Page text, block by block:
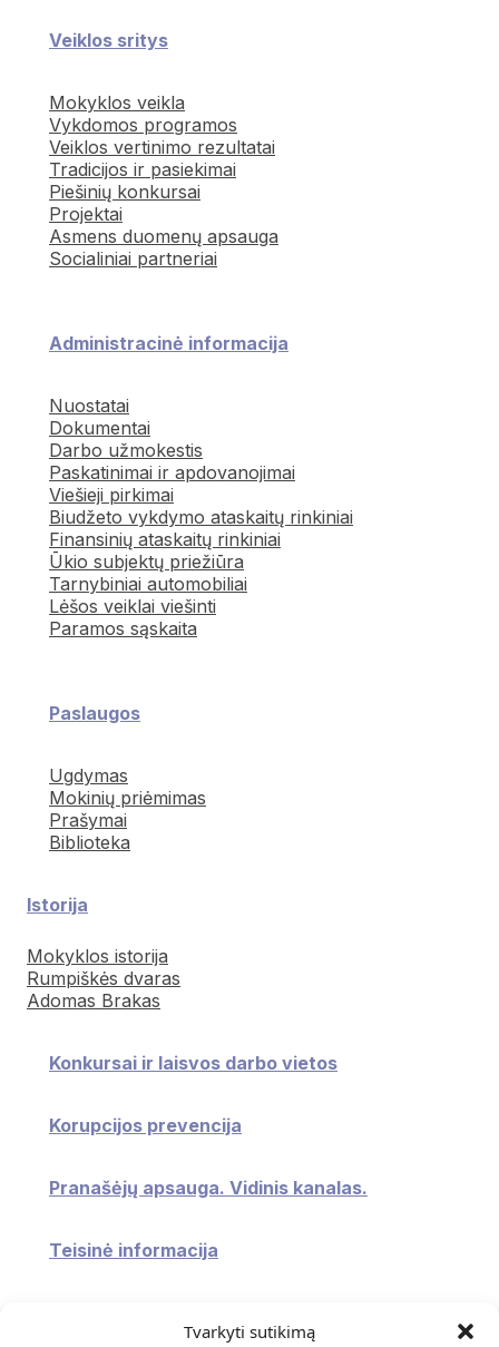
Tvarkyti sutikimą
Veiklos sritys
Mokyklos veikla
Vykdomos programos
Veiklos vertinimo rezultatai
Tradicijos ir pasiekimai
Piešinių konkursai
Projektai
Asmens duomenų apsauga
Socialiniai partneriai
Administracinė informacija
Nuostatai
Dokumentai
Darbo užmokestis
Paskatinimai ir apdovanojimai
Viešieji pirkimai
Biudžeto vykdymo ataskaitų rinkiniai
Finansinių ataskaitų rinkiniai
Ūkio subjektų priežiūra
Tarnybiniai automobiliai
Lėšos veiklai viešinti
Paramos sąskaita
Paslaugos
Ugdymas
Mokinių priėmimas
Prašymai
Biblioteka
Istorija
Mokyklos istorija
Rumpiškės dvaras
Adomas Brakas
Konkursai ir laisvos darbo vietos
Korupcijos prevencija
Pranašėjų apsauga. Vidinis kanalas.
Teisinė informacija